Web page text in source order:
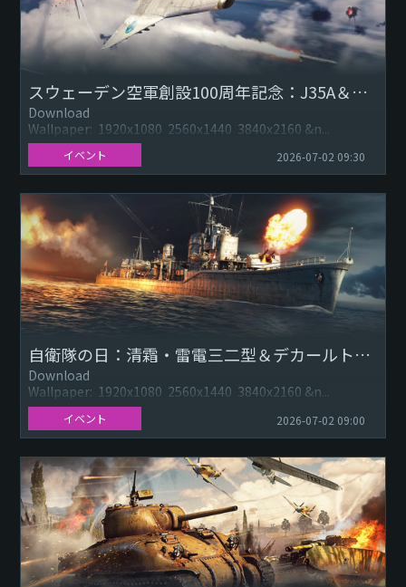
スウェーデン空軍創設100周年記念：J35A＆デカールトロフィー
Download
Wallpaper: 1920x1080 2560x1440 3840x2160 &n...
イベント 2026-07-02 09:30
自衛隊の日：清霜・雷電三二型＆デカールトロフィー
Download
Wallpaper: 1920x1080 2560x1440 3840x2160 &n...
イベント 2026-07-02 09:00